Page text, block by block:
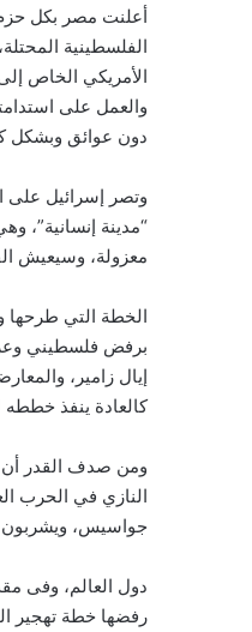
أعلنت مصر بكل حزم
الفلسطينية
الأمريكي الخاص
والعمل على
دون عوائق وبشكل
وتصر إسرائيل على
“مدينة إنسانية”،
معزولة، وسيعيش
الخطة التي طرحها
برفض فلسطيني
إيال زامير،
كالعادة ينفذ
ومن صدف القدر أن
النازي في الحرب
جواسيس، ويشربون
دول العالم، وفى
رفضها خطة تهجير